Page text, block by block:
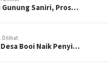
Gunung Saniri, Pros…
Dilihat
Booi Naik Penyi…